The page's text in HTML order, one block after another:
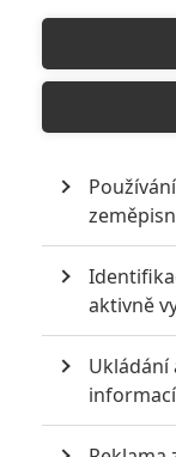
Filmové remaky,
| 08.09.2020 22:00
aktivně